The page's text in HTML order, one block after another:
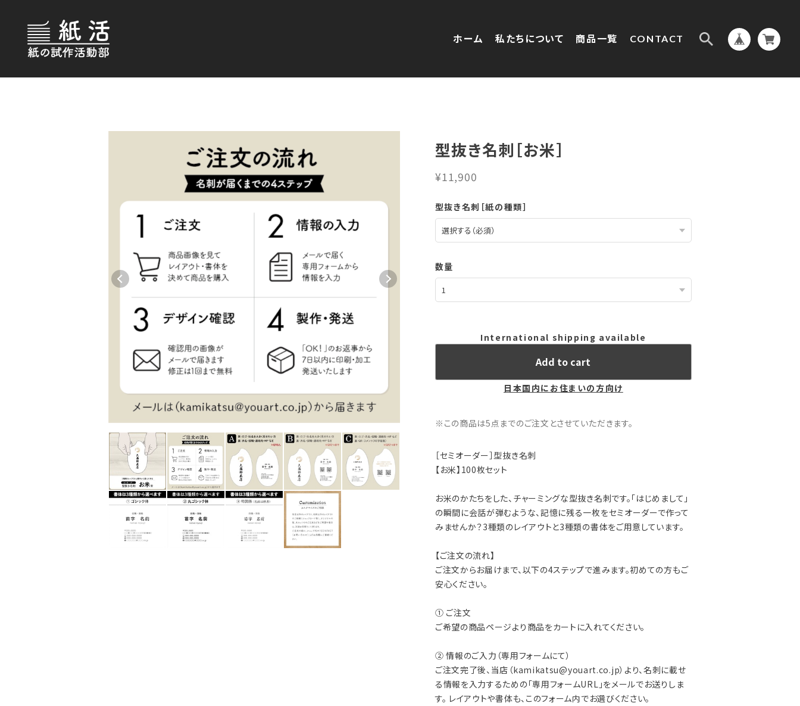
ホーム 私たちについて 商品一覧 CONTACT
型抜き名刺［お米］
¥11,900
型抜き名刺［紙の種類］
数量
International shipping available
Add to cart
日本国内にお住まいの方向け
※この商品は5点までのご注文とさせていただきます。
［セミオーダー］型抜き名刺
【お米】100枚セット
お米のかたちをした、チャーミングな型抜き名刺です。「はじめまして」
の瞬間に会話が弾むような、記憶に残る一枚をセミオーダーで作って
みませんか？3種類のレイアウトと3種類の書体をご用意しています。
【ご注文の流れ】
ご注文からお届けまで、以下の4ステップで進みます。初めての方もご
安心ください。
① ご注文
ご希望の商品ページより商品をカートに入れてください。
② 情報のご入力（専用フォームにて）
ご注文完了後、当店（kamikatsu@youart.co.jp）より、名刺に載せ
る情報を入力するための「専用フォームURL」をメールでお送りしま
す。 レイアウトや書体も、このフォーム内でお選びください。